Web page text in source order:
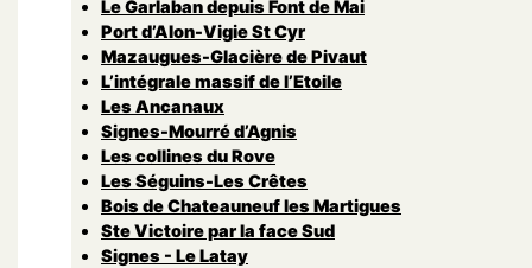
Le Garlaban depuis Font de Mai
Port d’Alon-Vigie St Cyr
Mazaugues-Glacière de Pivaut
L’intégrale massif de l’Etoile
Les Ancanaux
Signes-Mourré d’Agnis
Les collines du Rove
Les Séguins-Les Crêtes
Bois de Chateauneuf les Martigues
Ste Victoire par la face Sud
Signes - Le Latay